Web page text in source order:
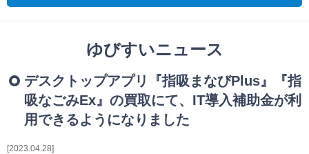
相続・贈与・事業承継をお考えの方
医業経営者の方
寺院などの宗教法人経営者の方
ゆびすいニュース
2023.04.28
デスクトップアプリ『指吸まなびPlus』『指
吸なごみEx』の買取にて、IT導入補助金が利
用できるようになりました